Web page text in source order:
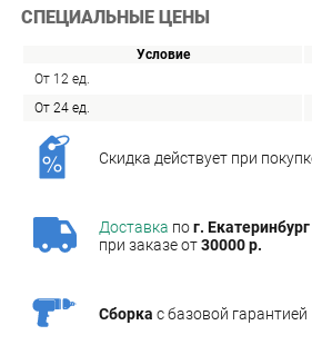
СПЕЦИАЛЬНЫЕ ЦЕНЫ
Условие
От 12 ед.
От 24 ед.
Скидка действует при
Доставка пог. Екатеринбург
при заказе от30000 р.
Сборка с базовой гарантией